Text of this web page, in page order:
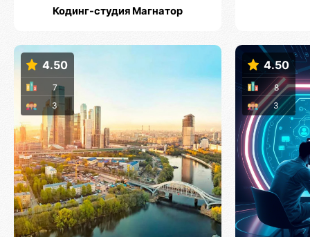
Кодинг-студия Магнатор
4.50
3
7
4.50
3
8